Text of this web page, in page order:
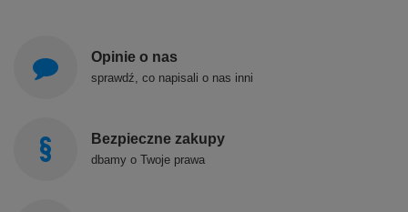
Opinie o nas
sprawdź, co napisali o nas inni
Bezpieczne zakupy
dbamy o Twoje prawa